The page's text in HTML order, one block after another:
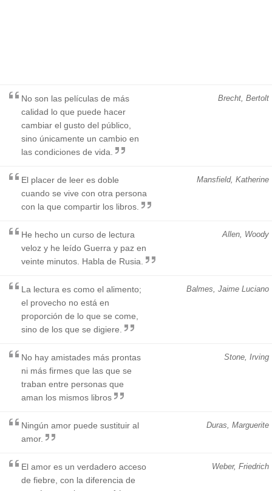
Brecht, Bertolt
No son las películas de más
calidad lo que puede hacer
cambiar el gusto del público,
sino únicamente un cambio en
las condiciones de vida.
Mansfield, Katherine
El placer de leer es doble
cuando se vive con otra persona
con la que compartir los libros.
Allen, Woody
He hecho un curso de lectura
veloz y he leído Guerra y paz en
veinte minutos. Habla de Rusia.
Balmes, Jaime Luciano
La lectura es como el alimento;
el provecho no está en
proporción de lo que se come,
sino de los que se digiere.
Stone, Irving
No hay amistades más prontas
ni más firmes que las que se
traban entre personas que
aman los mismos libros
Duras, Marguerite
Ningún amor puede sustituir al
amor.
Weber, Friedrich
El amor es un verdadero acceso
de fiebre, con la diferencia de